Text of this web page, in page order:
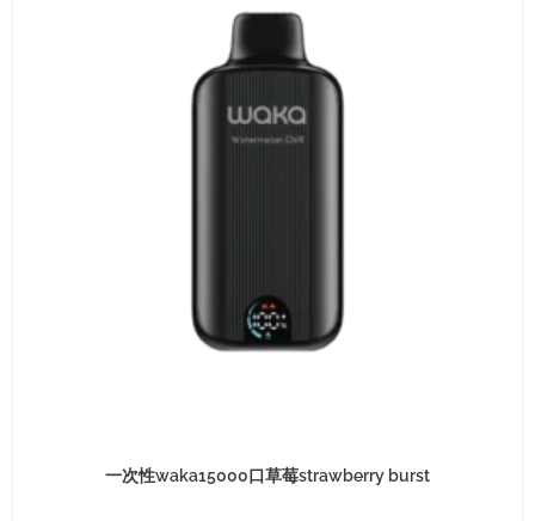
一次性waka15000口草莓strawberry burst